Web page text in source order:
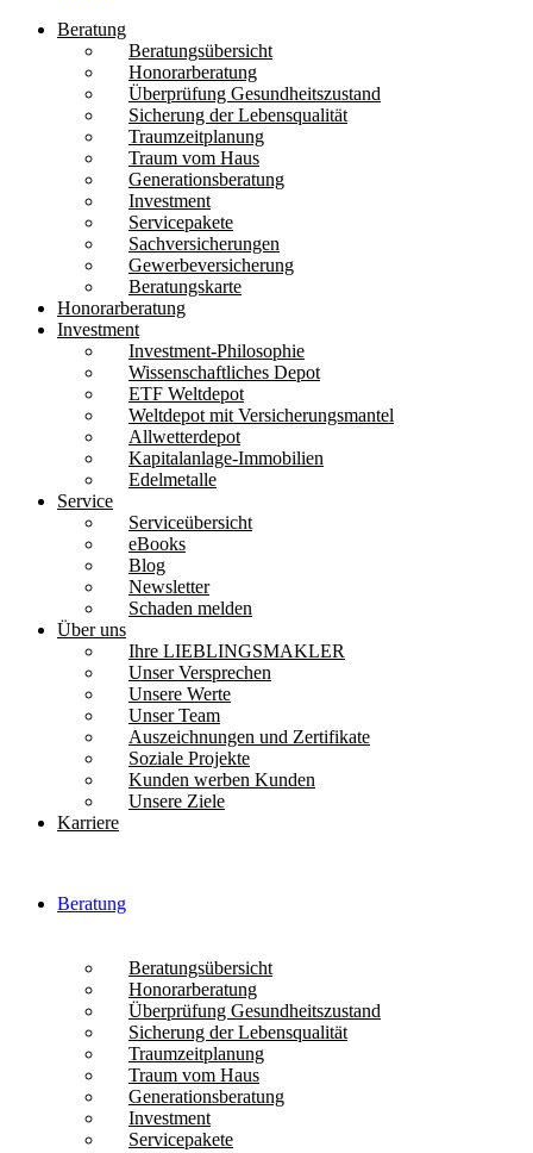
Beratung
Beratungsübersicht
Honorarberatung
Überprüfung Gesundheitszustand
Sicherung der Lebensqualität
Traumzeitplanung
Traum vom Haus
Generationsberatung
Investment
Servicepakete
Sachversicherungen
Gewerbeversicherung
Beratungskarte
Honorarberatung
Investment
Investment-Philosophie
Wissenschaftliches Depot
ETF Weltdepot
Weltdepot mit Versicherungsmantel
Allwetterdepot
Kapitalanlage-Immobilien
Edelmetalle
Service
Serviceübersicht
eBooks
Blog
Newsletter
Schaden melden
Über uns
Ihre LIEBLINGSMAKLER
Unser Versprechen
Unsere Werte
Unser Team
Auszeichnungen und Zertifikate
Soziale Projekte
Kunden werben Kunden
Unsere Ziele
Karriere
Beratung
Beratungsübersicht
Honorarberatung
Überprüfung Gesundheitszustand
Sicherung der Lebensqualität
Traumzeitplanung
Traum vom Haus
Generationsberatung
Investment
Servicepakete